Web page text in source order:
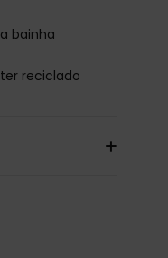
bainha
reciclado